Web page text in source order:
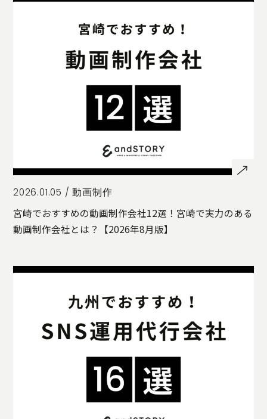
OTHERS
PRIVACY
SECURITY
POLICY
特定商取引
2026.01.05 /動画制作
宮崎でおすすめの動画制作会社12選！宮崎で実力のある
動画制作会社とは？【2026年8月版】